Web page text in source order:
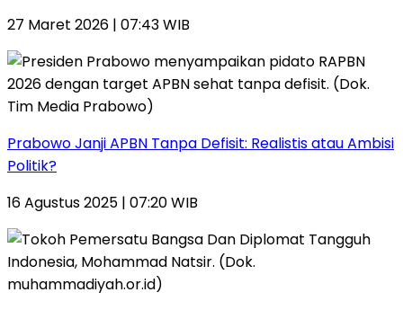
27 Maret 2026 | 07:43 WIB
Prabowo Janji APBN Tanpa Defisit: Realistis atau Ambisi
Politik?
16 Agustus 2025 | 07:20 WIB